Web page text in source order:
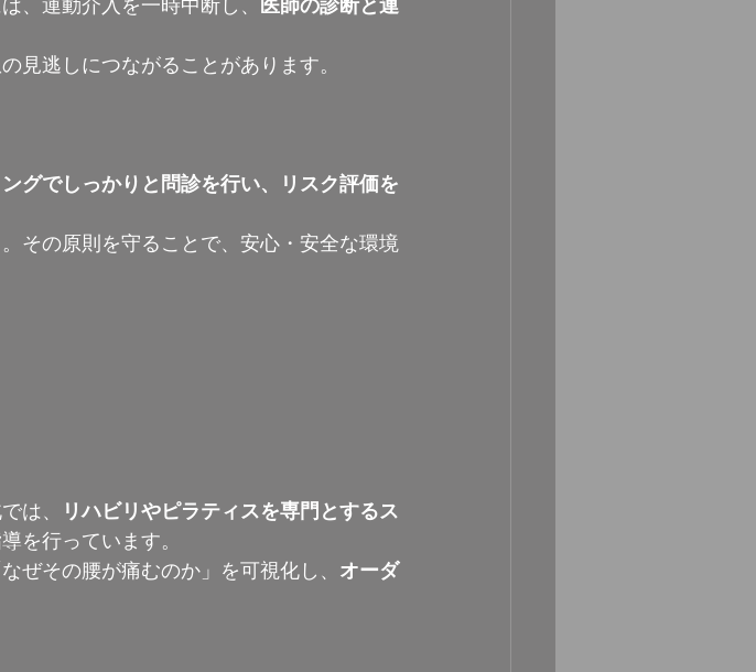
、運動介入を一時中断し、
医師の診断と連
見逃しにつながることがあります。
グでしっかりと問診を行い、リスク評価を
その原則を守ることで、安心・安全な環境
は、
リハビリやピラティスを専門とするス
を行っています。
ぜその腰が痛むのか」を可視化し、 オーダ